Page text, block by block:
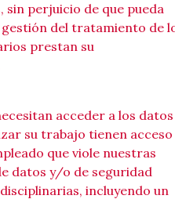
perjuicio de que pueda
del tratamiento de
prestan su
acceder a los datos
su trabajo tienen acceso
que viole nuestras
datos y/o de seguridad
incluyendo un